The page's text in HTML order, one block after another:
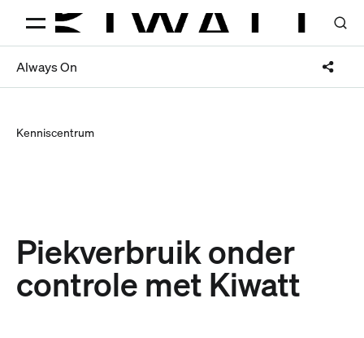
Always On
Kenniscentrum
Piekverbruik onder
controle met Kiwatt